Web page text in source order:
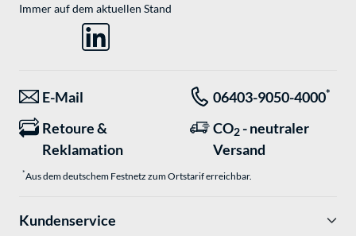
Immer auf dem aktuellen Stand
E-Mail 06403-9050-4000*
Retoure &
Reklamation
CO2 - neutraler
Versand
*Aus dem deutschem Festnetz zum Ortstarif erreichbar.
Kundenservice